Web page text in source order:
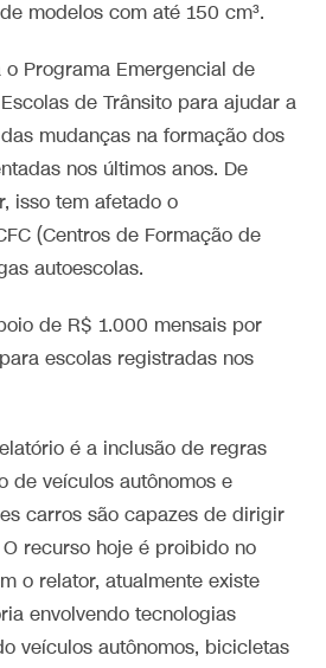
modelos com até 150 cm³.
Programa Emergencial de
de Trânsito para ajudar a
mudanças na formação dos
nos últimos anos. De
isso tem afetado o
(Centros de Formação de
autoescolas.
de R$ 1.000 mensais por
escolas registradas nos
é a inclusão de regras
de veículos autônomos e
carros são capazes de dirigir
recurso hoje é proibido no
o relator, atualmente existe
envolvendo tecnologias
veículos autônomos, bicicletas